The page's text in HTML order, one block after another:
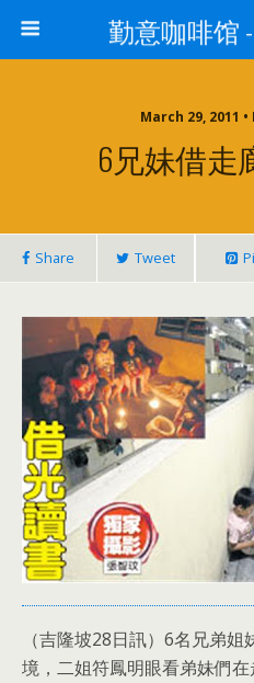
勤意咖啡馆 -
March 29, 2011
6兄妹借走
Share Tweet
（吉隆坡28日訊）6名兄弟
境，二姐符鳳明眼看弟妹們